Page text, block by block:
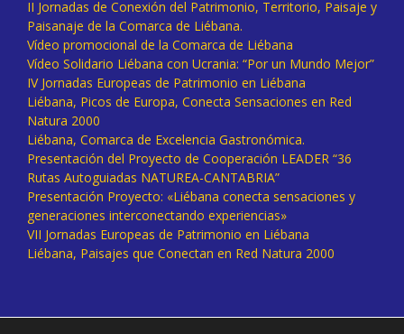
II Jornadas de Conexión del Patrimonio, Territorio, Paisaje y
Paisanaje de la Comarca de Liébana.
Vídeo promocional de la Comarca de Liébana
Vídeo Solidario Liébana con Ucrania: “Por un Mundo Mejor”
IV Jornadas Europeas de Patrimonio en Liébana
Liébana, Picos de Europa, Conecta Sensaciones en Red
Natura 2000
Liébana, Comarca de Excelencia Gastronómica.
Presentación del Proyecto de Cooperación LEADER “36
Rutas Autoguiadas NATUREA-CANTABRIA”
Presentación Proyecto: «Liébana conecta sensaciones y
generaciones interconectando experiencias»
VII Jornadas Europeas de Patrimonio en Liébana
Liébana, Paisajes que Conectan en Red Natura 2000